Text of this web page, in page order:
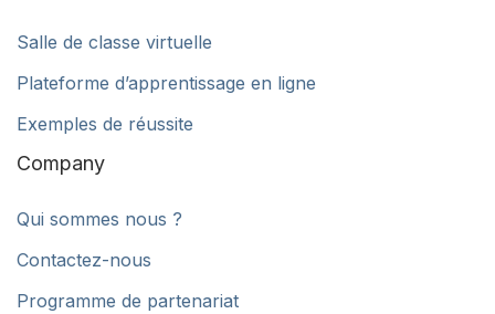
Salle de classe virtuelle
Plateforme d’apprentissage en ligne
Exemples de réussite
Company
Qui sommes nous ?
Contactez-nous
Programme de partenariat